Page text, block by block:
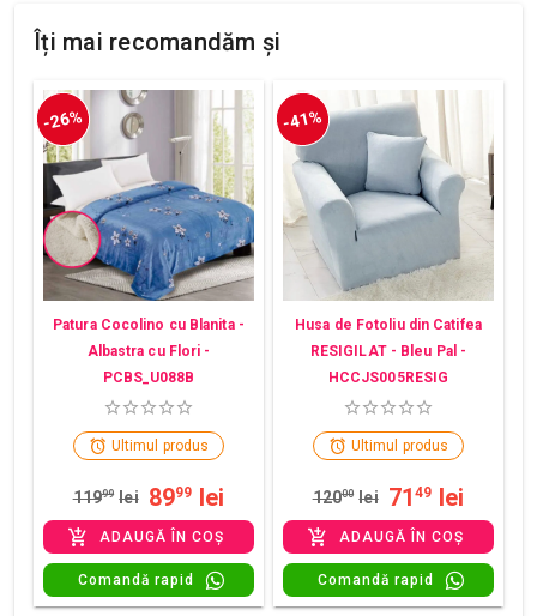
Îți mai recomandăm și
-26%
Patura Cocolino cu Blanita -
Albastra cu Flori -
PCBS_U088B
Ultimul produs
11999 lei 8999 lei
ADAUGĂ ÎN COȘ
Comandă rapid
-41%
Husa de Fotoliu din Catifea
RESIGILAT - Bleu Pal -
HCCJS005RESIG
Ultimul produs
12000 lei 71 49 lei
ADAUGĂ ÎN COȘ
Comandă rapid